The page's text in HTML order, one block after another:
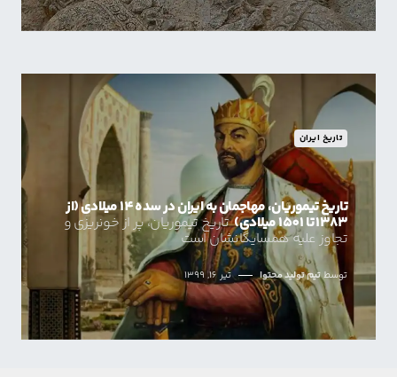
تاریخ ایران
تاریخ تیموریان، مهاجمان به ایران در سده 14 میلادی (از
1383 تا 1501 میلادی) تاریخ تیموریان، پر از خونریزی و
تجاوز علیه همسایگانشان است
توسطتیم تولید محتوا تیر 16, 1399